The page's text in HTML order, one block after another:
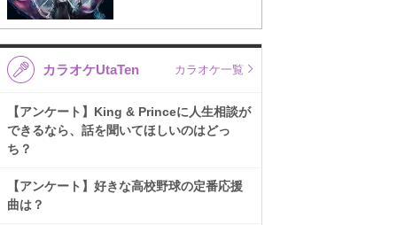
カラオケUtaTen カラオケ一覧
【アンケート】King & Princeに人生相談が
できるなら、話を聞いてほしいのはどっ
ち？
【アンケート】好きな高校野球の定番応援
曲は？